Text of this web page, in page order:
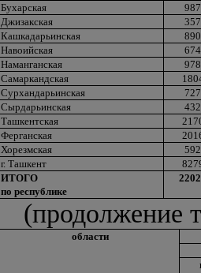
Бухарская
Джизакская
Кашкадарьинская
Навоийская
Наманганская
Самаркандская
Сурхандарьинская
Сырдарьинская
Ташкентская
Ферганская
Хорезмская
г. Ташкент
ИТОГО
по республике
(продолжение
области